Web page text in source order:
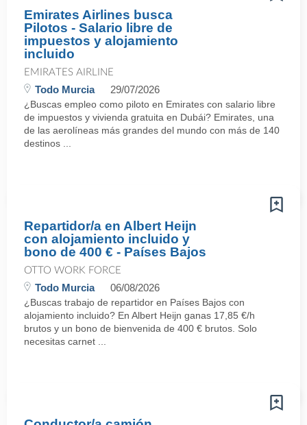
Emirates Airlines busca
Pilotos - Salario libre de
impuestos y alojamiento
incluido
EMIRATES AIRLINE
Todo Murcia 29/07/2026
¿Buscas empleo como piloto en Emirates con salario libre
de impuestos y vivienda gratuita en Dubái? Emirates, una
de las aerolíneas más grandes del mundo con más de 140
destinos ...
Repartidor/a en Albert Heijn
con alojamiento incluido y
bono de 400 € - Países Bajos
OTTO WORK FORCE
Todo Murcia 06/08/2026
¿Buscas trabajo de repartidor en Países Bajos con
alojamiento incluido? En Albert Heijn ganas 17,85 €/h
brutos y un bono de bienvenida de 400 € brutos. Solo
necesitas carnet ...